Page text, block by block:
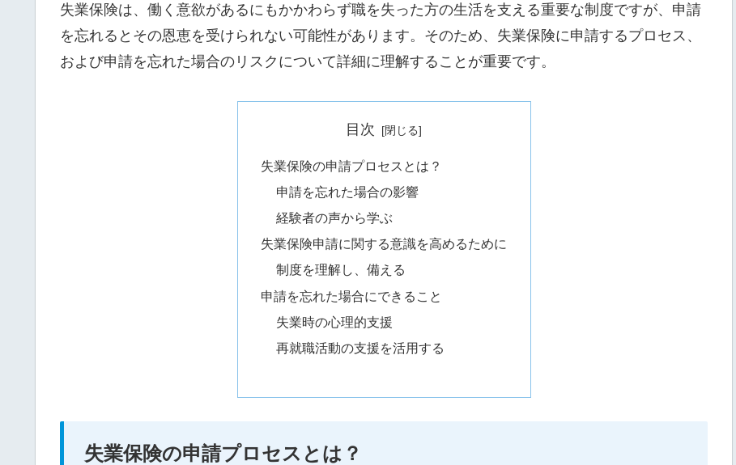
失業保険は、働く意欲があるにもかかわらず職を失った方の生活を支える重要な制度ですが、申請
を忘れるとその恩恵を受けられない可能性があります。そのため、失業保険に申請するプロセス、
および申請を忘れた場合のリスクについて詳細に理解することが重要です。
目次
失業保険の申請プロセスとは？
申請を忘れた場合の影響
経験者の声から学ぶ
失業保険申請に関する意識を高めるために
制度を理解し、備える
申請を忘れた場合にできること
失業時の心理的支援
再就職活動の支援を活用する
失業保険の申請プロセスとは？